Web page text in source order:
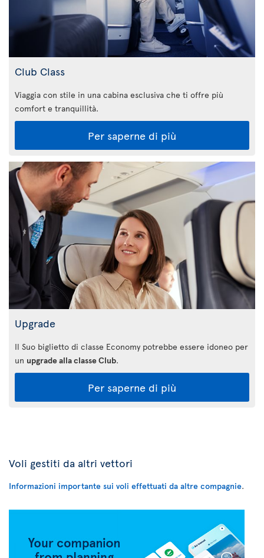
Club Class
Viaggia con stile in una cabina esclusiva che ti offre più
comfort e tranquillità.
Per saperne di più
Upgrade
Il Suo biglietto di classe Economy potrebbe essere idoneo per
un upgrade alla classe Club.
Per saperne di più
Voli gestiti da altri vettori
Informazioni importante sui voli effettuati da altre compagnie.